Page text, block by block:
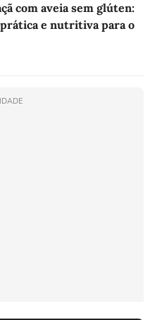
com aveia sem glúten:
e nutritiva para o